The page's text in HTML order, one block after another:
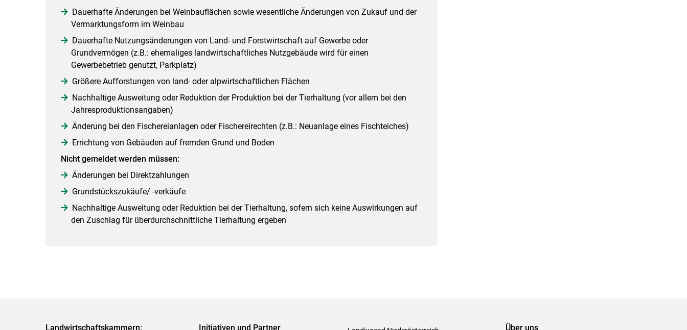
Dauerhafte Änderungen bei Weinbauflächen sowie wesentliche Änderungen von Zukauf und der
Vermarktungsform im Weinbau
Dauerhafte Nutzungsänderungen von Land- und Forstwirtschaft auf Gewerbe oder
Grundvermögen (z.B.: ehemaliges landwirtschaftliches Nutzgebäude wird für einen
Gewerbebetrieb genutzt, Parkplatz)
Größere Aufforstungen von land- oder alpwirtschaftlichen Flächen
Nachhaltige Ausweitung oder Reduktion der Produktion bei der Tierhaltung (vor allem bei den
Jahresproduktionsangaben)
Änderung bei den Fischereianlagen oder Fischereirechten (z.B.: Neuanlage eines Fischteiches)
Errichtung von Gebäuden auf fremden Grund und Boden
Nicht gemeldet werden müssen:
Änderungen bei Direktzahlungen
Grundstückszukäufe/ -verkäufe
Nachhaltige Ausweitung oder Reduktion bei der Tierhaltung, sofern sich keine Auswirkungen auf
den Zuschlag für überdurchschnittliche Tierhaltung ergeben
Landwirtschaftskammern: Initiativen und Partner Über uns